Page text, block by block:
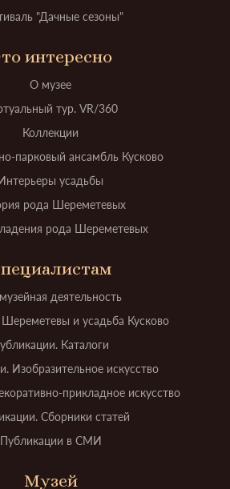
"Дачные сезоны"
интересно
О музее
тур. VR/360
Коллекции
парковый ансамбль Кусково
усадьбы
рода Шереметевых
рода Шереметевых
деятельность
и усадьба Кусково
Каталоги
Изобразительное искусство
прикладное искусство
Сборники статей
Публикации в СМИ
Музей